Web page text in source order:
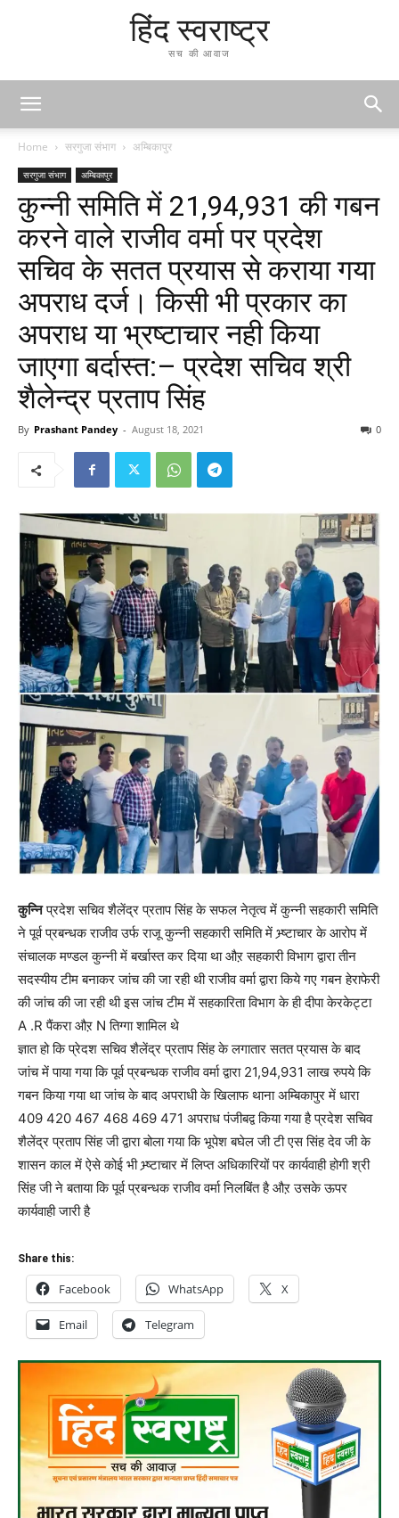
हिंद स्वराष्ट्र
सच की आवाज
Home सरगुजा संभाग अम्बिकापुर
सरगुजा संभाग अम्बिकापुर
कुन्नी समिति में 21,94,931 की गबन
करने वाले राजीव वर्मा पर प्रदेश
सचिव के सतत प्रयास से कराया गया
अपराध दर्ज। किसी भी प्रकार का
अपराध या भ्रष्टाचार नही किया
जाएगा बर्दास्त:– प्रदेश सचिव श्री
शैलेन्द्र प्रताप सिंह
By Prashant Pandey - August 18, 2021 0
कुन्निप्रदेश सचिव शैलेंद्र प्रताप सिंह के सफल नेतृत्व में कुन्नी सहकारी समिति
ने पूर्व प्रबन्धक राजीव उर्फ राजू कुन्नी सहकारी समिति में भ्र्ष्टाचार के आरोप में
संचालक मण्डल कुन्नी में बर्खास्त कर दिया था औऱ सहकारी विभाग द्वारा तीन
सदस्यीय टीम बनाकर जांच की जा रही थी राजीव वर्मा द्वारा किये गए गबन हेराफेरी
की जांच की जा रही थी इस जांच टीम में सहकारिता विभाग के ही दीपा केरकेट्टा
A .R पैंकरा औऱ N तिग्गा शामिल थे
ज्ञात हो कि प्रेदश सचिव शैलेंद्र प्रताप सिंह के लगातार सतत प्रयास के बाद
जांच में पाया गया कि पूर्व प्रबन्धक राजीव वर्मा द्वारा 21,94,931 लाख रुपये कि
गबन किया गया था जांच के बाद अपराधी के खिलाफ थाना अम्बिकापुर में धारा
409 420 467 468 469 471 अपराध पंजीबद्व किया गया है प्रदेश सचिव
शैलेंद्र प्रताप सिंह जी द्वारा बोला गया कि भूपेश बघेल जी टी एस सिंह देव जी के
शासन काल में ऐसे कोई भी भ्र्ष्टाचार में लिप्त अधिकारियों पर कार्यवाही होगी श्री
सिंह जी ने बताया कि पूर्व प्रबन्धक राजीव वर्मा निलबिंत है औऱ उसके ऊपर
कार्यवाही जारी है
Share this:
Facebook WhatsApp X
Email Telegram